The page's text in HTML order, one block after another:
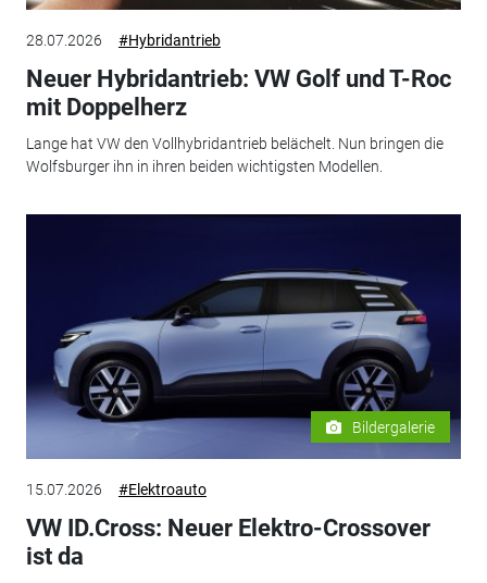
28.07.2026 #Hybridantrieb
Neuer Hybridantrieb: VW Golf und T-Roc
mit Doppelherz
Lange hat VW den Vollhybridantrieb belächelt. Nun bringen die
Wolfsburger ihn in ihren beiden wichtigsten Modellen.
Bildergalerie
15.07.2026 #Elektroauto
VW ID.Cross: Neuer Elektro-Crossover
ist da